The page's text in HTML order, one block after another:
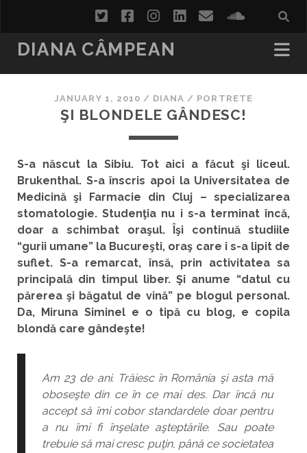
twitterfacebookinstagram
linkedin
email
DIANA CÂMPEAN
JANUARY 1, 2010 / DIANA / PORTRETE
ŞI BLONDELE GÂNDESC!
S-a născut la Sibiu. Tot aici a făcut şi liceul.
Brukenthal. S-a înscris apoi la Universitatea de
Medicină şi Farmacie din Cluj – specializarea
stomatologie. Studenţia nu i s-a terminat încă,
doar a schimbat oraşul. Îşi continuă studiile
“gurii umane” la Bucureşti, oraş care i s-a lipit de
suflet. S-a remarcat, însă, prin activitatea sa
principală din timpul liber. Şi anume “datul cu
părerea şi băgatul de vină” pe blogul personal.
Da, Miruna Siminel e o tipă cu blog, e copila
blondă care gândeşte!
Am 23 de ani. Trăiesc în România şi asta mă
oboseşte din ce în ce mai des. Dar încă nu
accept să îmi cobor standardele doar pentru
a nu îmi fi înşelate aşteptările. Sau poate
trebuie să mai cresc puţin, până ce societatea